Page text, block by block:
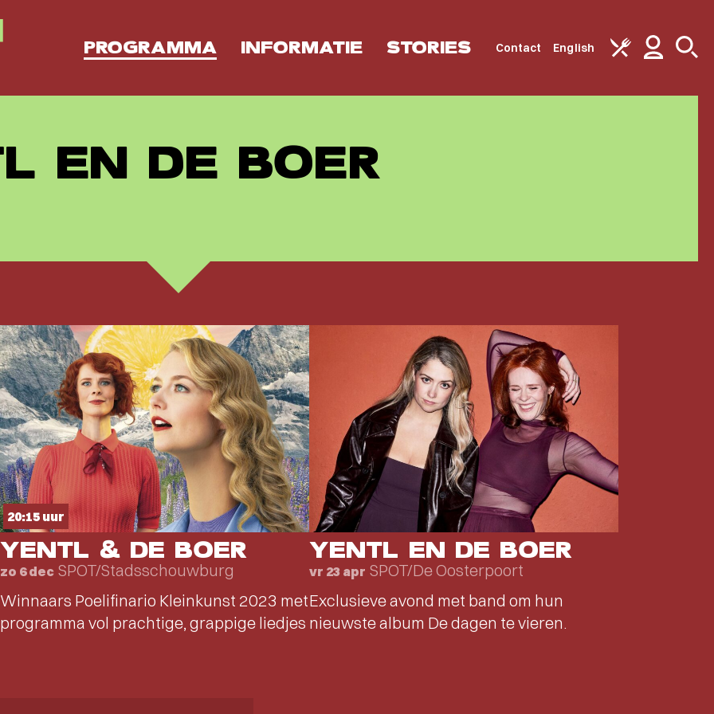
PROGRAMMA INFORMATIE STORIES Contact English
EN DE BOER
20:15 uur
YENTL & DE BOER
zo 6 dec SPOT/Stadsschouwburg
Winnaars Poelifinario Kleinkunst 2023 met
programma vol prachtige, grappige liedjes
YENTL EN DE BOER
vr 23 apr SPOT/De Oosterpoort
Exclusieve avond met band om hun
nieuwste album De dagen te vieren.